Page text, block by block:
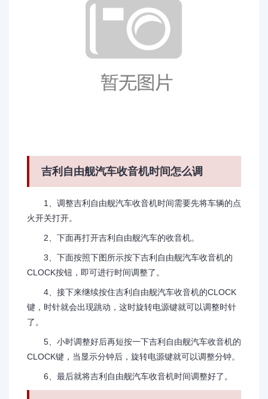
吉利自由舰汽车收音机时间怎么调
1、调整吉利自由舰汽车收音机时间需要先将车辆的点
火开关打开。
2、下面再打开吉利自由舰汽车的收音机。
3、下面按照下图所示按下吉利自由舰汽车收音机的
CLOCK按钮，即可进行时间调整了。
4、接下来继续按住吉利自由舰汽车收音机的CLOCK
键，时针就会出现跳动，这时旋转电源键就可以调整时针
了。
5、小时调整好后再短按一下吉利自由舰汽车收音机的
CLOCK键，当显示分钟后，旋转电源键就可以调整分钟。
6、最后就将吉利自由舰汽车收音机时间调整好了。